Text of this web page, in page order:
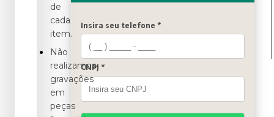
contato@artexbrindes.com.br
HOME
QUEM SOMOS
PRODUTOS
Insira seu telefone *
CNPJ *
de
cada
item.
Não
realizamos
gravações
em
peças